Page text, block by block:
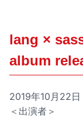
lang ×
album
2019年10月22日
＜出演者＞